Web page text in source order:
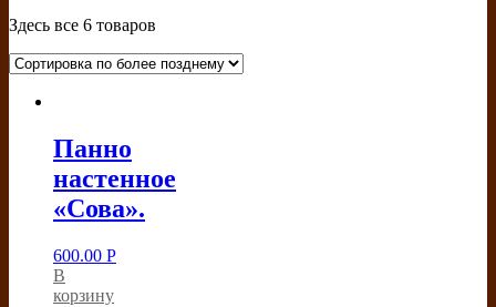
Здесь все 6 товаров
Панно
настенное
«Сова».
600.00 Р
В
корзину